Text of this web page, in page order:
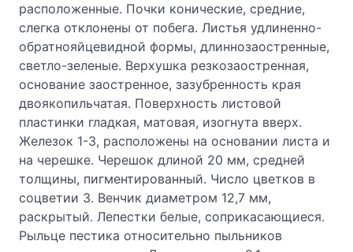
расположенные. Почки конические, средние,
слегка отклонены от побега. Листья удлиненно-
обратнояйцевидной формы, длиннозаостренные,
светло-зеленые. Верхушка резкозаостренная,
основание заостренное, зазубренность края
двоякопильчатая. Поверхность листовой
пластинки гладкая, матовая, изогнута вверх.
Железок 1-3, расположены на основании листа и
на черешке. Черешок длиной 20 мм, средней
толщины, пигментированный. Число цветков в
соцветии 3. Венчик диаметром 12,7 мм,
раскрытый. Лепестки белые, соприкасающиеся.
Рыльце пестика относительно пыльников